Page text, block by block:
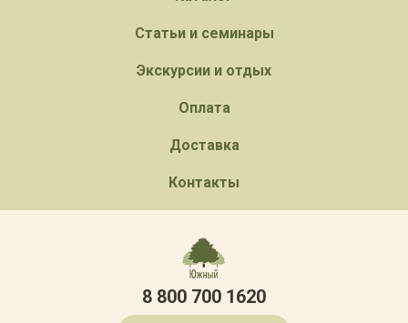
Статьи и семинары
Экскурсии и отдых
Оплата
Доставка
Контакты
8 800 700 1620